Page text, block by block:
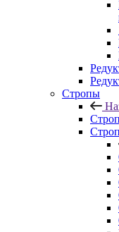
Стропы